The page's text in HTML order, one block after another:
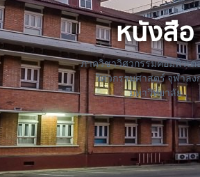
หนังสือ
ภาควิชาวิศวกรรมคอมพิวเ
วิศวกรรมศาสตร์ จุฬาล
มหาวิทยาลัย